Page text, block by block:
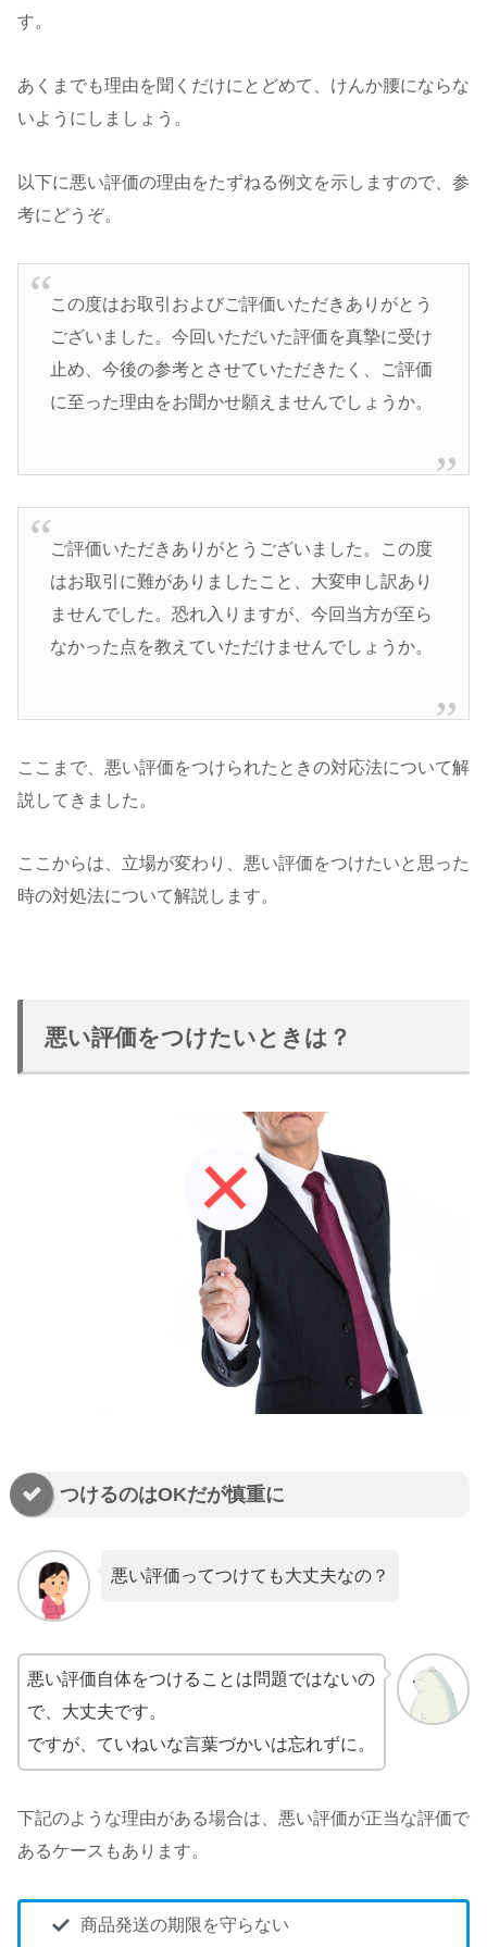
す。
あくまでも理由を聞くだけにとどめて、けんか腰にならな
いようにしましょう。
以下に悪い評価の理由をたずねる例文を示しますので、参
考にどうぞ。
この度はお取引およびご評価いただきありがとう
ございました。今回いただいた評価を真摯に受け
止め、今後の参考とさせていただきたく、ご評価
に至った理由をお聞かせ願えませんでしょうか。
ご評価いただきありがとうございました。この度
はお取引に難がありましたこと、大変申し訳あり
ませんでした。恐れ入りますが、今回当方が至ら
なかった点を教えていただけませんでしょうか。
ここまで、悪い評価をつけられたときの対応法について解
説してきました。
ここからは、立場が変わり、悪い評価をつけたいと思った
時の対処法について解説します。
悪い評価をつけたいときは？
つけるのはOKだが慎重に
悪い評価ってつけても大丈夫なの？
悪い評価自体をつけることは問題ではないの
で、大丈夫です。
ですが、ていねいな言葉づかいは忘れずに。
下記のような理由がある場合は、悪い評価が正当な評価で
あるケースもあります。
商品発送の期限を守らない